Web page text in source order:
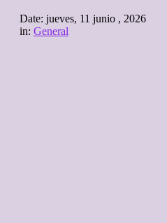
Date: jueves, 11 junio , 2026
in: General